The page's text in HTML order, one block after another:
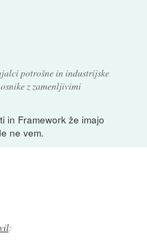
potrošne in industrijske
z zamenljivimi
in Framework že imajo
ne vem.
: